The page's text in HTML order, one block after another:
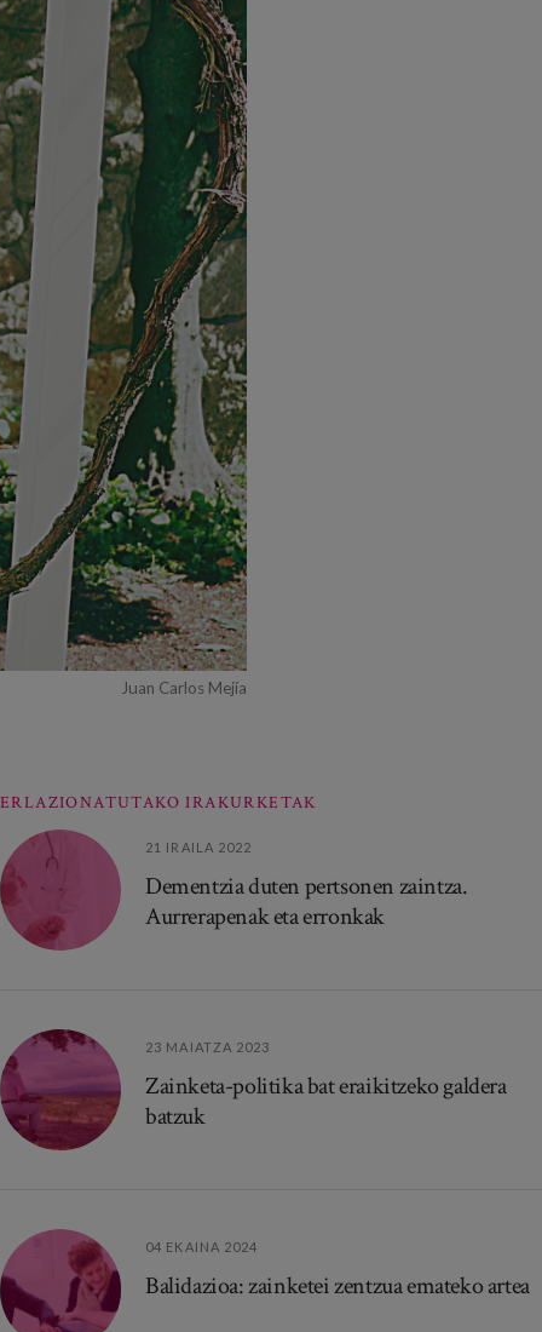
Juan Carlos Mejía
ERLAZIONATUTAKO IRAKURKETAK
21 IRAILA 2022
Dementzia duten pertsonen zaintza.
Aurrerapenak eta erronkak
23 MAIATZA 2023
Zainketa-politika bat eraikitzeko galdera
batzuk
04 EKAINA 2024
Balidazioa: zainketei zentzua emateko artea